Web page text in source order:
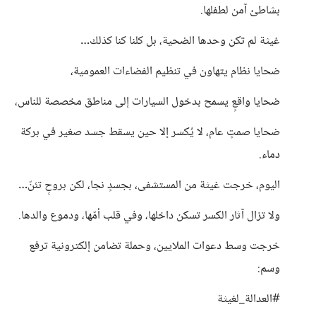
بشاطئ آمن لطفلها.
غيثة لم تكن وحدها الضحية، بل كلنا كنا كذلك…
ضحايا نظام يتهاون في تنظيم الفضاءات العمومية،
ضحايا واقعٍ يسمح بدخول السيارات إلى مناطق مخصصة للناس،
ضحايا صمتٍ عام، لا يُكسر إلا حين يسقط جسد صغير في بركة
دماء.
اليوم، خرجت غيثة من المستشفى، بجسدٍ نجا، لكن بروحٍ تئنّ…
ولا تزال آثار الكسر تسكن داخلها، وفي قلب أمّها، ودموع والدها.
خرجت وسط دعوات الملايين، وحملة تضامن إلكترونية ترفع
وسم:
#العدالة_لغيثة